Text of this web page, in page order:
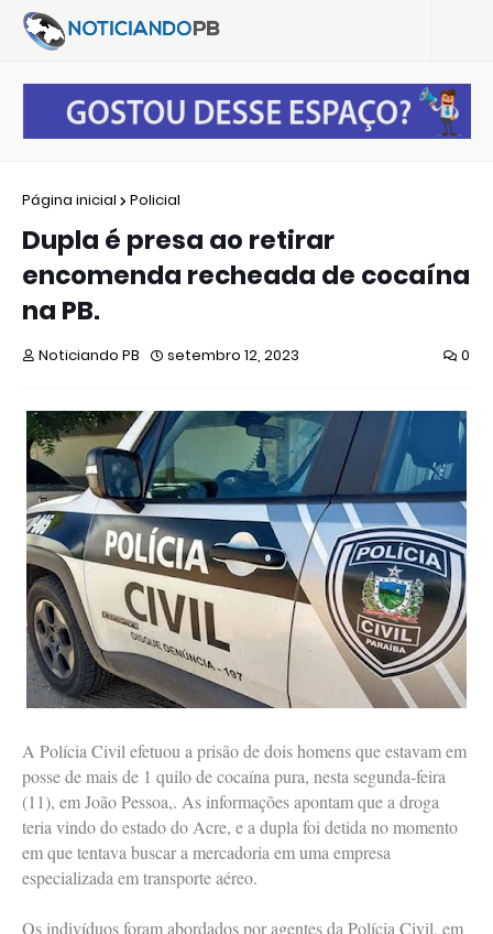
Página inicial Policial
Dupla é presa ao retirar
encomenda recheada de cocaína
na PB.
Noticiando PB setembro 12, 2023 0
A Polícia Civil efetuou a prisão de dois homens que estavam em
posse de mais de 1 quilo de cocaína pura, nesta segunda-feira
(11), em João Pessoa,. As informações apontam que a droga
teria vindo do estado do Acre, e a dupla foi detida no momento
em que tentava buscar a mercadoria em uma empresa
especializada em transporte aéreo.
Os indivíduos foram abordados por agentes da Polícia Civil, em